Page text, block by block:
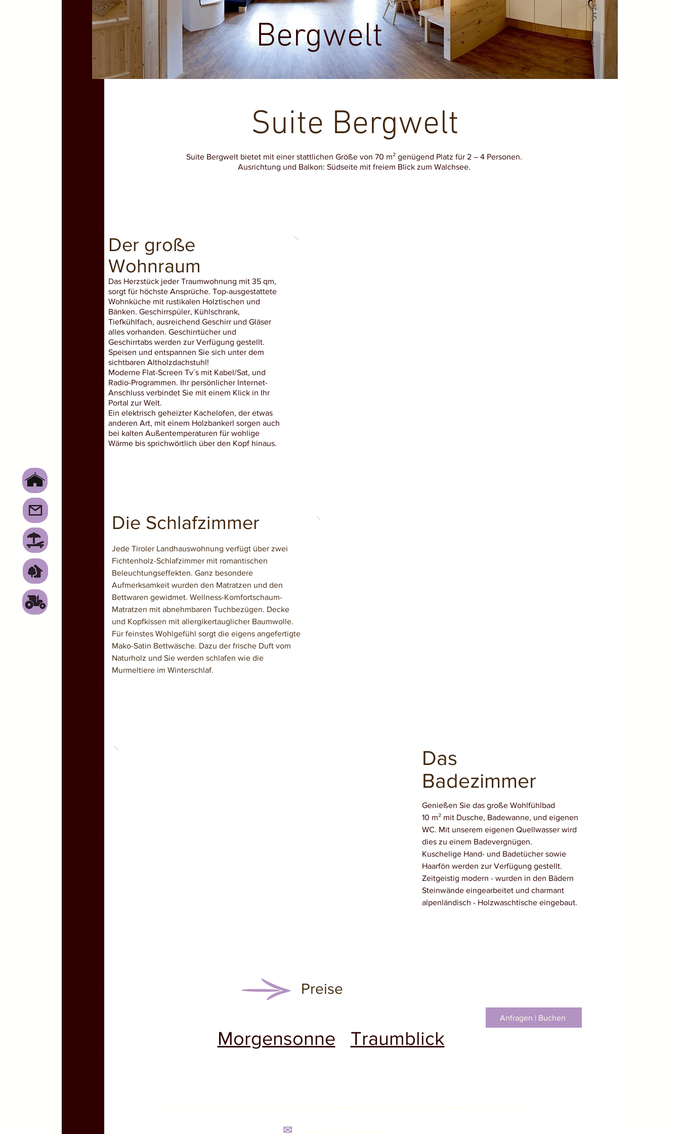
Suite Bergwelt
Suite Bergwelt bietet mit einer stattlichen Größe von 70 m² genügend Platz für 2 – 4 Personen.
Ausrichtung und Balkon: Südseite mit freiem Blick zum Walchsee.
Der große
Wohnraum
Das Herzstück jeder Traumwohnung mit 35 qm,
sorgt für höchste Ansprüche. Top-ausgestattete
Wohnküche mit rustikalen Holztischen und
Bänken. Geschirrspüler, Kühlschrank,
Tiefkühlfach, ausreichend Geschirr und Gläser
alles vorhanden. Geschirrtücher und
Geschirrtabs werden zur Verfügung gestellt.
Speisen und entspannen Sie sich unter dem
sichtbaren Altholzdachstuhl!
Moderne Flat-Screen Tv´s mit Kabel/Sat, und
Radio-Programmen. Ihr persönlicher Internet-
Anschluss verbindet Sie mit einem Klick in Ihr
Portal zur Welt.
Ein elektrisch geheizter Kachelofen, der etwas
anderen Art, mit einem Holzbankerl sorgen auch
bei kalten Außentemperaturen für wohlige
Wärme bis sprichwörtlich über den Kopf hinaus.
Die Schlafzimmer
Jede Tiroler Landhauswohnung verfügt über zwei
Fichtenholz-Schlafzimmer mit romantischen
Beleuchtungseffekten. Ganz besondere
Aufmerksamkeit wurden den Matratzen und den
Bettwaren gewidmet. Wellness-Komfortschaum-
Matratzen mit abnehmbaren Tuchbezügen. Decke
und Kopfkissen mit allergikertauglicher Baumwolle.
Für feinstes Wohlgefühl sorgt die eigens angefertigte
Mako-Satin Bettwäsche. Dazu der frische Duft vom
Naturholz und Sie werden schlafen wie die
Murmeltiere im Winterschlaf.
Bergwelt
Das
Badezimmer
Genießen Sie das große Wohlfühlbad
10 m² mit Dusche, Badewanne, und eigenen
WC. Mit unserem eigenen Quellwasser wird
dies zu einem Badevergnügen.
Kuschelige Hand- und Badetücher sowie
Haarfön werden zur Verfügung gestellt.
Zeitgeistig modern - wurden in den Bädern
Steinwände eingearbeitet und charmant
alpenländisch - Holzwaschtische eingebaut.
Preise
Anfragen | Buchen
Morgensonne Traumblick
✉urlaub@nothegg-walchsee.at